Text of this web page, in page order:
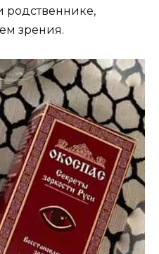
родственнике,
зрения.